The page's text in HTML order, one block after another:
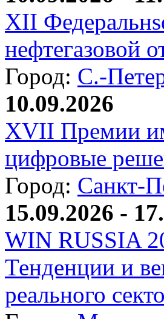
XII
нефтегазовой
Город: С.-
10.09.2026
XVII Премии
цифровые
Город: Санкт-
15.09.2026 -
WIN RUSSIA
Тенденции и
реального